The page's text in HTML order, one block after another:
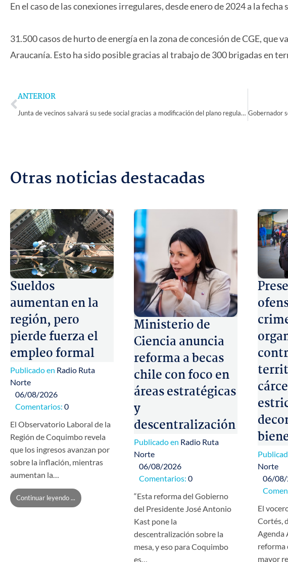
En el caso de las conexiones irregulares, desde enero de 2024 a la fecha
31.500 casos de hurto de energía en la zona de concesión de CGE, que
Araucanía. Esto ha sido posible gracias al trabajo de 300 brigadas en
Prev
ANTERIOR
Junta de vecinos salvará su sede social gracias a modificación del plano regulador en La Villa El Palqui
Otras noticias destacadas
Sueldos
aumentan en la
región, pero
pierde fuerza el
empleo formal
Publicado en Radio Ruta
Norte
06/08/2026
Comentarios: 0
El Observatorio Laboral de la
Región de Coquimbo revela
que los ingresos avanzan por
sobre la inflación, mientras
aumentan la…
Continuar leyendo ...
Ministerio de
Ciencia anuncia
reforma a becas
chile con foco en
áreas estratégicas
y
descentralización
Publicado en Radio Ruta
Norte
06/08/2026
Comentarios: 0
“Esta reforma del Gobierno
del Presidente José Antonio
Kast pone la
descentralización sobre la
mesa, y eso para Coquimbo
es…
Norte
06/
El
Cortés,
Agenda
reforma
mayor